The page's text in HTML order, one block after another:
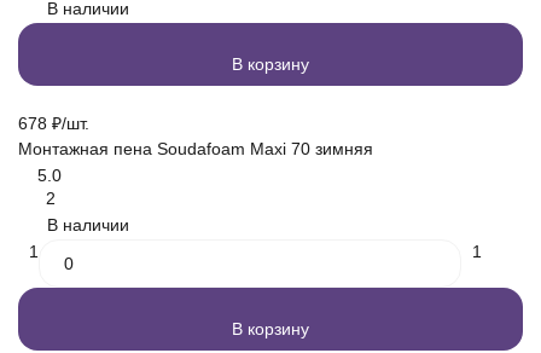
В наличии
В корзину
678 ₽/шт.
Монтажная пена Soudafoam Maxi 70 зимняя
5.0
2
В наличии
1
1
В корзину